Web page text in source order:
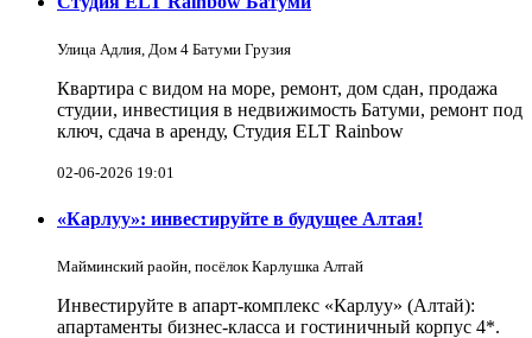
Улица Адлия, Дом 4 Батуми Грузия
Квартира с видом на море, ремонт, дом сдан, продажа
студии, инвестиция в недвижимость Батуми, ремонт под
ключ, сдача в аренду, Студия ELT Rainbow
02-06-2026 19:01
«Карлуу»: инвестируйте в будущее Алтая!
Майминский раойн, посёлок Карлушка Алтай
Инвестируйте в апарт-комплекс «Карлуу» (Алтай):
апартаменты бизнес-класса и гостиничный корпус 4*.